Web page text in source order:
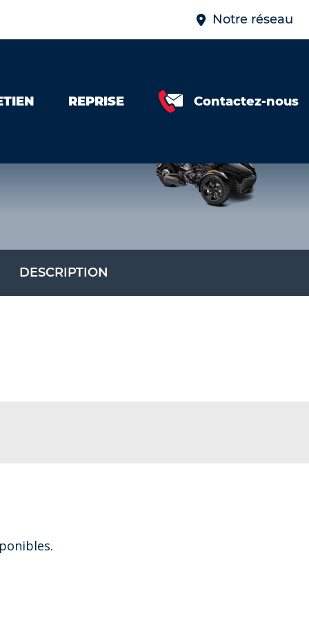
Notre réseau
REPRISE Contactez-nous
DESCRIPTION